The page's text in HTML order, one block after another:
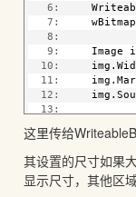
   6:
   7:
   8:
   9:
Image
  10:
  11:
  12:
  13:
  15:
}
这里传给
其设置的尺寸如果
显示尺寸，其他区